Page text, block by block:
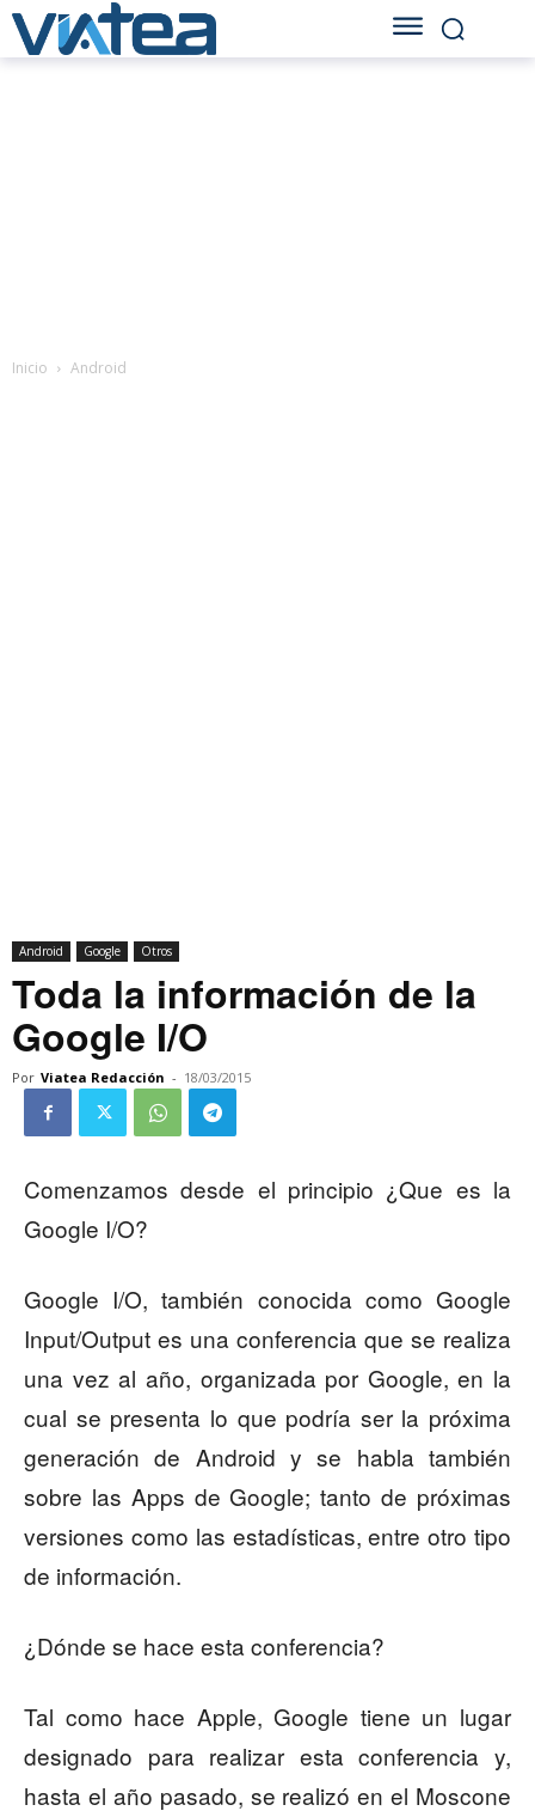
Inicio Android
Android Google Otros
Toda la información de la
Google I/O
Por Viatea Redacción - 18/03/2015
Comenzamos desde el principio ¿Que es la
Google I/O?
Google I/O, también conocida como Google
Input/Output es una conferencia que se realiza
una vez al año, organizada por Google, en la
cual se presenta lo que podría ser la próxima
generación de Android y se habla también
sobre las Apps de Google; tanto de próximas
versiones como las estadísticas, entre otro tipo
de información.
¿Dónde se hace esta conferencia?
Tal como hace Apple, Google tiene un lugar
designado para realizar esta conferencia y,
hasta el año pasado, se realizó en el Moscone